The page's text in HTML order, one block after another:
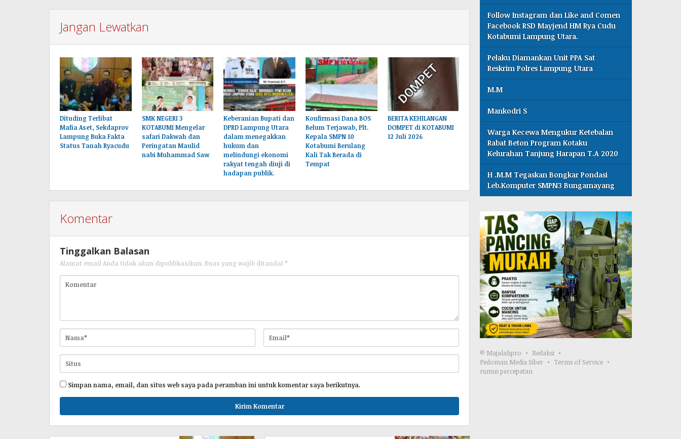
Jangan Lewatkan
Dituding Terlibat
Mafia Aset, Sekdaprov
Lampung Buka Fakta
Status Tanah Ryacudu
SMK NEGERI 3
KOTABUMI Mengelar
safari Dakwah dan
Peringatan Maulid
nabi Muhammad Saw
Keberanian Bupati dan
DPRD Lampung Utara
dalam menegakkan
hukum dan
melindungi ekonomi
rakyat tengah diuji di
hadapan publik.
Konfirmasi Dana BOS
Belum Terjawab, Plt.
Kepala SMPN 10
Kotabumi Berulang
Kali Tak Berada di
Tempat
BERITA KEHILANGAN
DOMPET di KOTABUMI
12 Juli 2026
Komentar
Tinggalkan Balasan
Alamat email Anda tidak akan dipublikasikan. Ruas yang wajib ditandai *
Simpan nama, email, dan situs web saya pada peramban ini untuk komentar saya berikutnya.
Follow Instagram dan Like and Comen
Facebook RSD Mayjend HM Rya Cudu
Kotabumi Lampung Utara.
Pelaku Diamankan Unit PPA Sat
Reskrim Polres Lampung Utara
M.M
Mankodri S
Warga Kecewa Mengukur Ketebalan
Rabat Beton Program Kotaku
Kelurahan Tanjung Harapan T.A 2020
H .M.M Tegaskan Bongkar Pondasi
Leb.Komputer SMPN3 Bungamayang
© Majalahpro
Redaksi
Pedoman Media Siber
Terms of Service
rumus percepatan